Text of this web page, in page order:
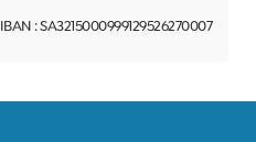
IBAN : SA3215000999129526270007